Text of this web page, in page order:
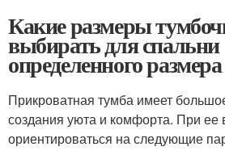
Какие размеры
выбирать для спальни
определенного размера
Прикроватная тумба имеет
создания уюта и комфорта. При ее
ориентироваться на следующие